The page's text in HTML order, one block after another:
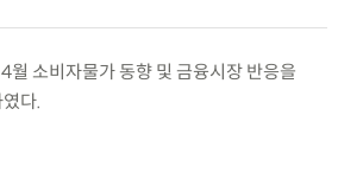
소비자물가 동향 및 금융시장 반응을
다.